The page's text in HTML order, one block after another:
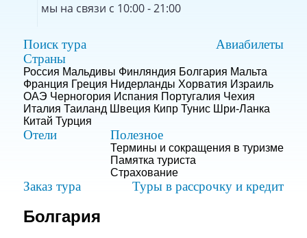
мы на связи с 10:00 - 21:00
Поиск тура
Авиабилеты
Страны
Россия Мальдивы Финляндия Болгария Мальта
Франция Греция Нидерланды Хорватия Израиль
ОАЭ Черногория Испания Португалия Чехия
Италия Таиланд Швеция Кипр Тунис Шри-Ланка
Китай Турция
Отели Полезное
Термины и сокращения в туризме
Памятка туриста
Страхование
Заказ тура Туры в рассрочку и кредит
Болгария